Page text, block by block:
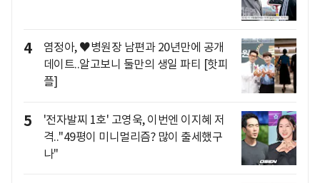
4
염정아, ♥병원장 남편과 20년만에 공개
데이트..알고보니 둘만의 생일 파티 [핫피
플]
5
'전자발찌 1호' 고영욱, 이번엔 이지혜 저
격.."49평이 미니멀리즘? 많이 출세했구
나"